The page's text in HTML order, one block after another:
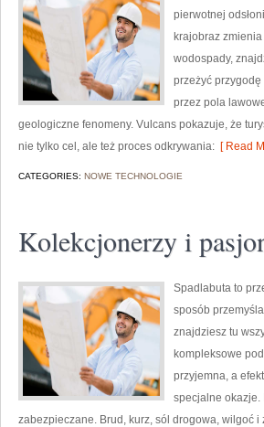
pierwotnej
krajobraz
wodospady,
przeżyć przygodę
przez pola
geologiczne fenomeny. Vulcans pokazuje, że
nie tylko cel, ale też proces odkrywania: [ Read
CATEGORIES: NOWE TECHNOLOGIE
Kolekcjonerzy i
Spadlabuta to
sposób
znajdziesz tu
kompleksowe
przyjemna, a
specjalne okazje.
zabezpieczane. Brud, kurz, sól drogowa, wilgoć